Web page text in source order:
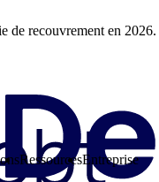
de recouvrement en 2026.
RessourcesEntreprise